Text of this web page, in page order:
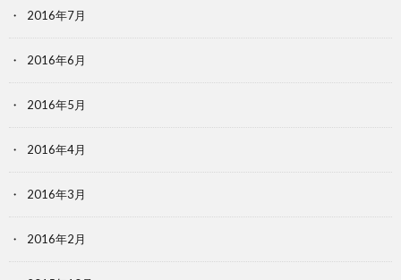
2016年7月
2016年6月
2016年5月
2016年4月
2016年3月
2016年2月